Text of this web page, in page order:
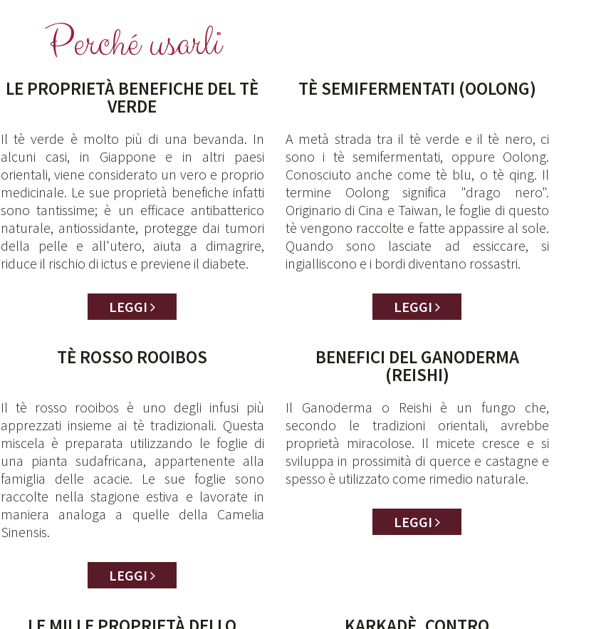
Perché usarli
LE PROPRIETÀ BENEFICHE DEL TÈ
VERDE
Il tè verde è molto più di una bevanda. In
alcuni casi, in Giappone e in altri paesi
orientali, viene considerato un vero e proprio
medicinale. Le sue proprietà benefiche infatti
sono tantissime; è un efficace antibatterico
naturale, antiossidante, protegge dai tumori
della pelle e all'utero, aiuta a dimagrire,
riduce il rischio di ictus e previene il diabete.
LEGGI
TÈ SEMIFERMENTATI (OOLONG)
A metà strada tra il tè verde e il tè nero, ci
sono i tè semifermentati, oppure Oolong.
Conosciuto anche come tè blu, o tè qing. Il
termine Oolong significa "drago nero".
Originario di Cina e Taiwan, le foglie di questo
tè vengono raccolte e fatte appassire al sole.
Quando sono lasciate ad essiccare, si
ingialliscono e i bordi diventano rossastri.
LEGGI
TÈ ROSSO ROOIBOS
Il tè rosso rooibos è uno degli infusi più
apprezzati insieme ai tè tradizionali. Questa
miscela è preparata utilizzando le foglie di
una pianta sudafricana, appartenente alla
famiglia delle acacie. Le sue foglie sono
raccolte nella stagione estiva e lavorate in
maniera analoga a quelle della Camelia
Sinensis.
LEGGI
BENEFICI DEL GANODERMA
(REISHI)
Il Ganoderma o Reishi è un fungo che,
secondo le tradizioni orientali, avrebbe
proprietà miracolose. Il micete cresce e si
sviluppa in prossimità di querce e castagne e
spesso è utilizzato come rimedio naturale.
LEGGI